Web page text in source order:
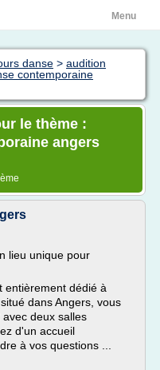
Menu
danse > audition
contemporaine
le thème :
angers
lieu unique pour
entièrement dédié à
dans Angers, vous
deux salles
d'un accueil
à vos questions ...